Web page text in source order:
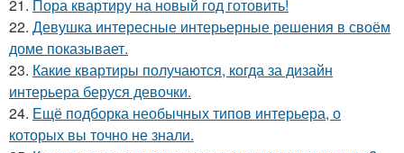
21. Пора квартиру на новый год готовить!
22. Девушка интересные интерьерные решения в своём
доме показывает.
23. Какие квартиры получаются, когда за дизайн
интерьера беруся девочки.
24. Ещё подборка необычных типов интерьера, о
которых вы точно не знали.